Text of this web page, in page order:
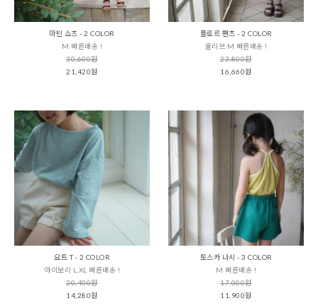
마틴 쇼츠 - 2 COLOR
M 빠른배송 !
30,600원
21,420원
플로르 팬츠 - 2 COLOR
올리브 M 빠른배송 !
23,800원
16,660원
요트 T - 2 COLOR
아이보리 L,XL 빠른배송 !
20,400원
14,280원
토스카 나시 - 3 COLOR
M 빠른배송 !
17,000원
11,900원